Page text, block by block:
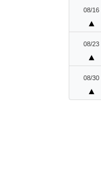
08/16
▲
08/23
▲
08/30
▲